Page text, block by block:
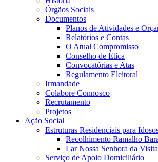
Órgãos Sociais
Documentos
Planos de Atividades e
Relatórios e Contas
O Atual Compromisso
Conselho de Ética
Convocatórias e Atas
Regulamento Eleitoral
Irmandade
Colabore Connosco
Recrutamento
Projetos
Ação Social
Estruturas Residenciais para
Recolhimento Ramalho
Lar Nossa Senhora da
Serviço de Apoio Domiciliário